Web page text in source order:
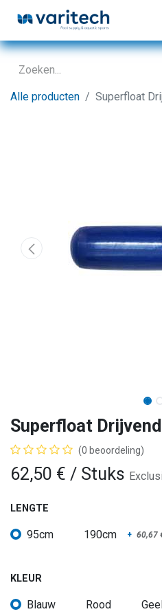
Alle producten Superfloat
Superfloat
(0 beoordeling)
62,50 € / Stuks
LENGTE
95cm 190cm + 60,67
KLEUR
Blauw Rood